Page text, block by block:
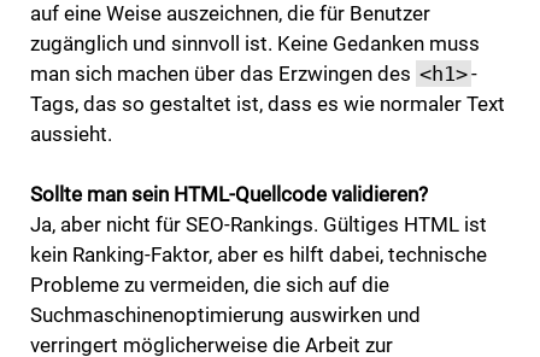
auf eine Weise auszeichnen, die für Benutzer
zugänglich und sinnvoll ist. Keine Gedanken muss
man sich machen über das Erzwingen des <h1>-
Tags, das so gestaltet ist, dass es wie normaler Text
aussieht.
Sollte man sein HTML-Quellcode validieren?
Ja, aber nicht für SEO-Rankings. Gültiges HTML ist
kein Ranking-Faktor, aber es hilft dabei, technische
Probleme zu vermeiden, die sich auf die
Suchmaschinenoptimierung auswirken und
verringert möglicherweise die Arbeit zur